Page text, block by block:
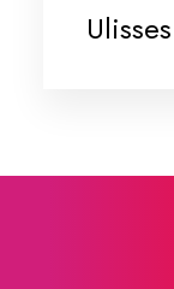
Ulisses